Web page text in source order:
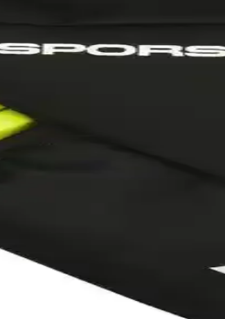
geniş depolama ve ayarlanabilir konfor
İçin Hafif ve Şık Tasarım
şık tasarımıyla doğa yürüyüşleri ve trekking
Tee Karşılaştırması: Özellikler ve
Dome Tee'nin özellikleri, kullanıcı yorumları ve
Dayanıklı Günlük Kullanım
konforu ve performansı bir arada sunar,
ve Kırmızı Renk Seçenekleriyle
ve kaymaz tabanıyla doğa yürüyüşleri ve
Dayanıklı Tasarımıyla Outdoor
kamp ve pikniklerde içecekleri uzun süre